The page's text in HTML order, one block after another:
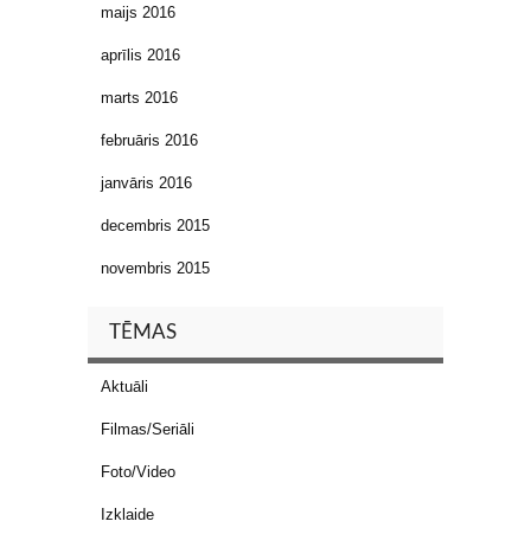
maijs 2016
aprīlis 2016
marts 2016
februāris 2016
janvāris 2016
decembris 2015
novembris 2015
TĒMAS
Aktuāli
Filmas/Seriāli
Foto/Video
Izklaide